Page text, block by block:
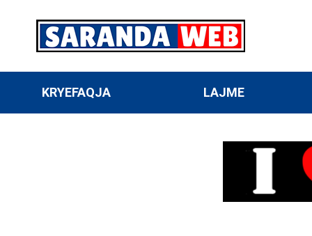
KRYEFAQJA LAJME